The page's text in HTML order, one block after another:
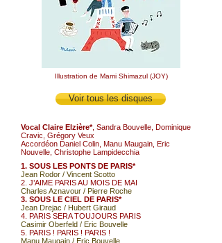
Illustration de Mami Shimazul (JOY)
Voir tous les disques
Vocal Claire Elzière*, Sandra Bouvelle, Dominique
Cravic, Grégory Veux
Accordéon Daniel Colin, Manu Maugain, Eric
Nouvelle, Christophe Lampidecchia
1. SOUS LES PONTS DE PARIS*
Jean Rodor / Vincent Scotto
2. J’AIME PARIS AU MOIS DE MAI
Charles Aznavour / Pierre Roche
3. SOUS LE CIEL DE PARIS*
Jean Drejac / Hubert Giraud
4. PARIS SERA TOUJOURS PARIS
Casimir Oberfeld / Eric Bouvelle
5. PARIS ! PARIS ! PARIS !
Manu Maugain / Eric Bouvelle